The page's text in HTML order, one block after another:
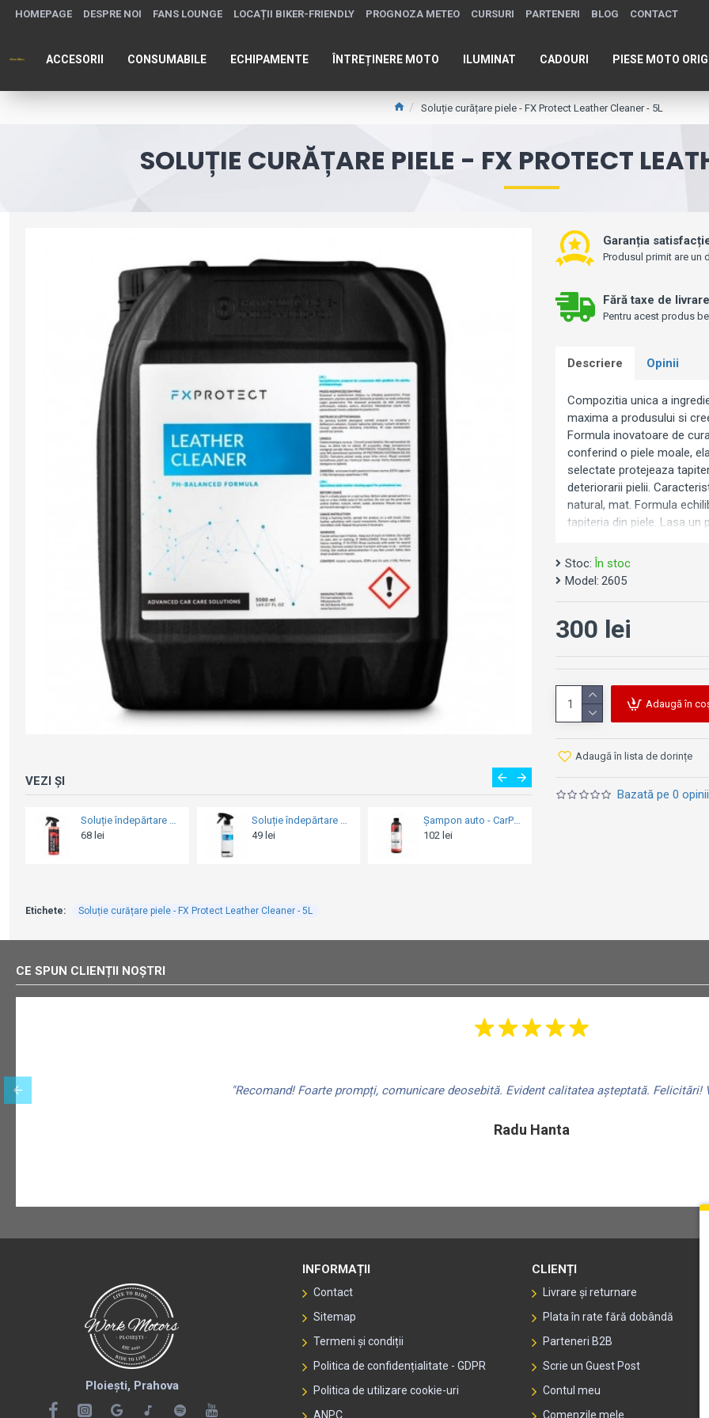
HOMEPAGE DESPRE NOI FANS LOUNGE LOCAȚII BIKER-FRIENDLY PROGNOZA METEO CURSURI PARTENERI BLOG CONTACT
ACCESORII CONSUMABILE ECHIPAMENTE ÎNTREȚINERE MOTO ILUMINAT CADOURI PIESE MOTO
Soluție curățare piele - FX Protect Leather Cleaner - 5L
SOLUȚIE CURĂȚARE PIELE - FX PROTECT
VEZI ȘI
Soluție îndepărtare depuneri de fier - FX Protect Iron Remover Wheel&Paint Iron Remover - 500ml
Șampon auto - CarPro Descale soap Acidic car shampoo - 500ml
102 lei
Soluție curățare oțel inoxidabil - Autosol Stainless Steel Power Cleaner - 500ml
Fără taxe de livrare
Pentru acest produs
Garanția
Produsul primit are un
Descriere Opinii
Compozitia unica a
maxima a produsului si
Formula inovatoare de
conferind o piele moale,
selectate protejeaza
deteriorarii pielii.
natural, mat. Formula
tapiteria din piele. Lasa un
Stoc: În stoc
Model: 2605
Bazată pe 0
300 lei
Adaugă în
Adaugă în lista de dorințe
Etichete: Soluție curățare piele - FX Protect Leather Cleaner - 5L
CE SPUN CLIENȚII NOȘTRI
"Recomand! Foarte prompți, comunicare deosebită. Evident calitatea așteptată. Felicitări!
Radu Hanta
Ploiești, Prahova
INFORMAȚII
Contact
Sitemap
Termeni și condiții
Politica de confidențialitate - GDPR
Politica de utilizare cookie-uri
ANPC
CLIENȚI
Livrare și returnare
Plata în rate fără dobândă
Parteneri B2B
Scrie un Guest Post
Contul meu
Comenzile mele